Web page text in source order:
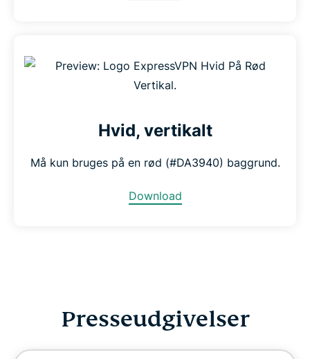
Hvid, vertikalt
Må kun bruges på en rød (#DA3940) baggrund.
Download
Presseudgivelser